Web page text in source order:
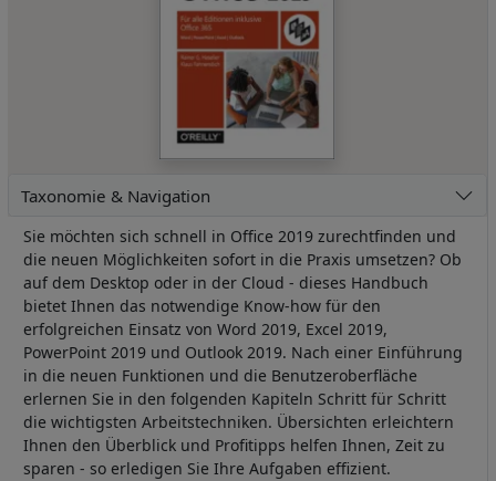
Taxonomie & Navigation
Sie möchten sich schnell in Office 2019 zurechtfinden und
die neuen Möglichkeiten sofort in die Praxis umsetzen? Ob
auf dem Desktop oder in der Cloud - dieses Handbuch
bietet Ihnen das notwendige Know-how für den
erfolgreichen Einsatz von Word 2019, Excel 2019,
PowerPoint 2019 und Outlook 2019. Nach einer Einführung
in die neuen Funktionen und die Benutzeroberfläche
erlernen Sie in den folgenden Kapiteln Schritt für Schritt
die wichtigsten Arbeitstechniken. Übersichten erleichtern
Ihnen den Überblick und Profitipps helfen Ihnen, Zeit zu
sparen - so erledigen Sie Ihre Aufgaben effizient.